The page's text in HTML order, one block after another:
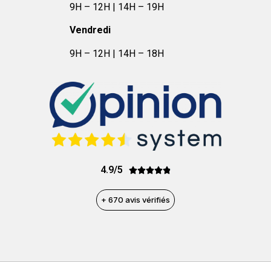
9H – 12H | 14H – 19H
Vendredi
9H – 12H | 14H – 18H
4.9/5 
+ 670 avis vérifiés